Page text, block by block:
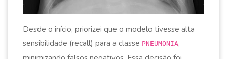
Desde o início, priorizei que o modelo tivesse alta
sensibilidade (recall) para a classe PNEUMONIA,